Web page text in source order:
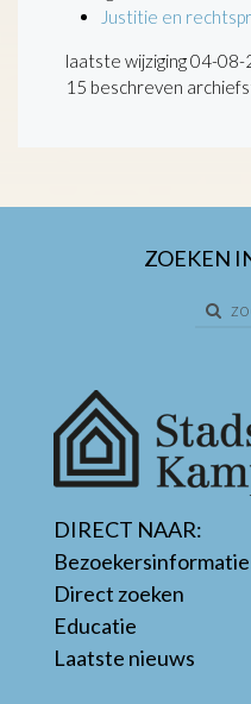
Justitie en
laatste wijziging 04-
15 beschreven
ZOEKEN
DIRECT NAAR:
Bezoekersinformatie
Direct zoeken
Educatie
Laatste nieuws